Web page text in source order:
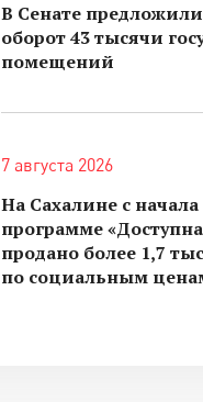
В Сенате
оборот 43 тысячи
помещений
7 августа 2026
На Сахалине с начала
программе
продано более 1,7
по социальным